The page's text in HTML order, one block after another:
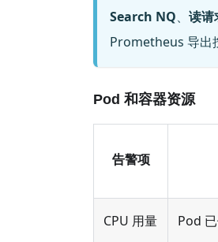
Search NQ、 读请
Prometheus 导出
Pod 和容器资源
告警项
CPU 用量 Pod